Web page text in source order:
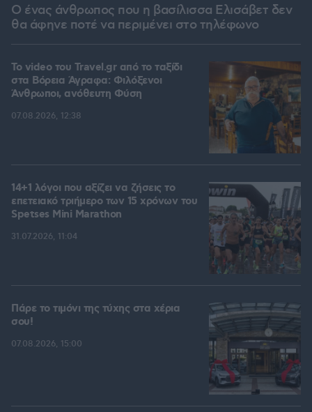
Ο ένας άνθρωπος που η βασίλισσα Ελισάβετ δεν
θα άφηνε ποτέ να περιμένει στο τηλέφωνο
To video του Travel.gr από το ταξίδι
στα Βόρεια Άγραφα: Φιλόξενοι
Άνθρωποι, ανόθευτη Φύση
07.08.2026, 12:38
14+1 λόγοι που αξίζει να ζήσεις το
επετειακό τριήμερο των 15 χρόνων του
Spetses Mini Marathon
31.07.2026, 11:04
Πάρε το τιμόνι της τύχης στα χέρια
σου!
07.08.2026, 15:00